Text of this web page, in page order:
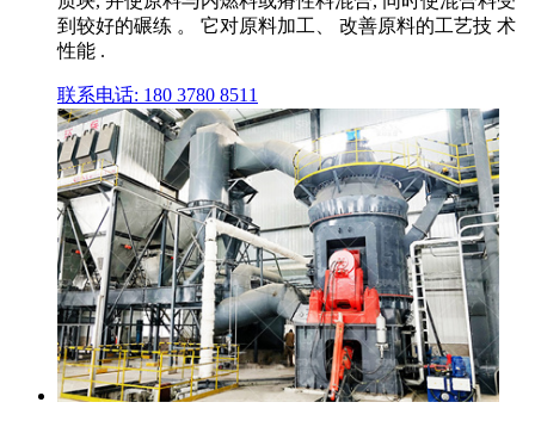
到较好的碾练 。 它对原料加工、 改善原料的工艺技 术
性能 .
联系电话: 180 3780 8511